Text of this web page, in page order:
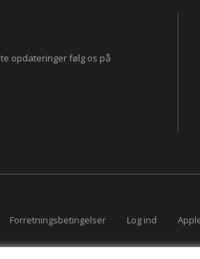
opdateringer følg os på
Forretningsbetingelser Log ind